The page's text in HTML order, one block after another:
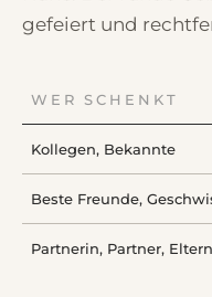
gefeiert und
WER SCHENKT
Kollegen, Bekannte
Beste Freunde,
Partnerin, Partner, Eltern